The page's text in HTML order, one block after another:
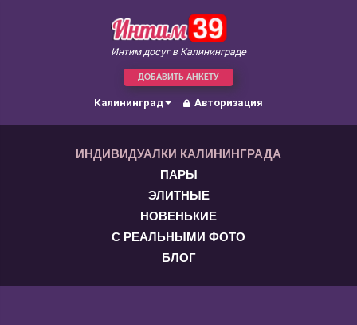
Интим досуг в Калининграде
ДОБАВИТЬ АНКЕТУ
Калининград Авторизация
ИНДИВИДУАЛКИ КАЛИНИНГРАДА
ПАРЫ
ЭЛИТНЫЕ
НОВЕНЬКИЕ
С РЕАЛЬНЫМИ ФОТО
БЛОГ